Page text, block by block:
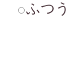
ふつう